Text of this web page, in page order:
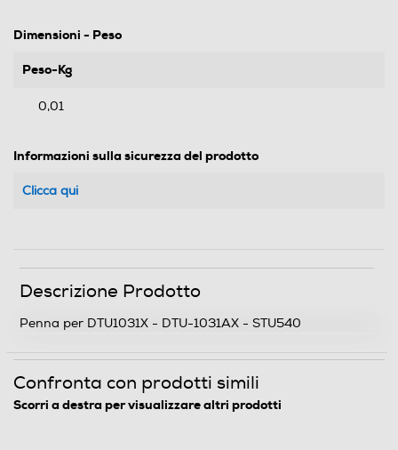
Dimensioni - Peso
Peso-Kg
0,01
Informazioni sulla sicurezza del prodotto
Clicca qui
Descrizione Prodotto
Penna per DTU1031X - DTU-1031AX - STU540
Confronta con prodotti simili
Scorri a destra per visualizzare altri prodotti